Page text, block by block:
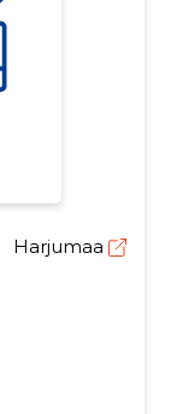
Harjumaa